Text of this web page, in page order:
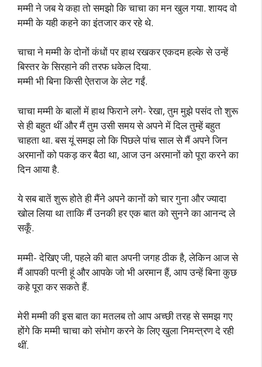
मम्मी ने जब ये कहा तो समझो कि चाचा का मन खुल गया. शायद वो
मम्मी के यही कहने का इंतजार कर रहे थे.
चाचा ने मम्मी के दोनों कंधों पर हाथ रखकर एकदम हल्के से उन्हें
बिस्तर के सिरहाने की तरफ धकेल दिया.
मम्मी भी बिना किसी ऐतराज के लेट गईं.
चाचा मम्मी के बालों में हाथ फिराने लगे- रेखा, तुम मुझे पसंद तो शुरू
से ही बहुत थीं और मैं तुम उसी समय से अपने में दिल तुम्हें बहुत
चाहता था. बस यूं समझ लो कि पिछले पांच साल से मैं अपने जिन
अरमानों को पकड़ कर बैठा था, आज उन अरमानों को पूरा करने का
दिन आया है.
ये सब बातें शुरू होते ही मैंने अपने कानों को चार गुना और ज्यादा
खोल लिया था ताकि मैं उनकी हर एक बात को सुनने का आनन्द ले
सकूँ.
मम्मी- देखिए जी, पहले की बात अपनी जगह ठीक है, लेकिन आज से
मैं आपकी पत्नी हूं और आपके जो भी अरमान हैं, आप उन्हें बिना कुछ
कहे पूरा कर सकते हैं.
मेरी मम्मी की इस बात का मतलब तो आप अच्छी तरह से समझ गए
होंगे कि मम्मी चाचा को संभोग करने के लिए खुला निमन्त्रण दे रही
थीं.